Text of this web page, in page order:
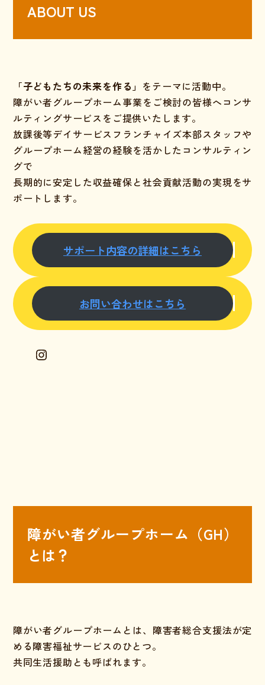
ABOUT US
「子どもたちの未来を作る」 をテーマに活動中。
障がい者グループホーム事業をご検討の皆様へコンサ
ルティングサービスをご提供いたします。
放課後等デイサービスフランチャイズ本部スタッフや
グループホーム経営の経験を活かしたコンサルティン
グで
長期的に安定した収益確保と社会貢献活動の実現をサ
ポートします。
サポート内容の詳細はこちら
お問い合わせはこちら
Instagram
障がい者グループホーム（GH）
とは？
障がい者グループホームとは、障害者総合支援法が定
める障害福祉サービスのひとつ。
共同生活援助とも呼ばれます。